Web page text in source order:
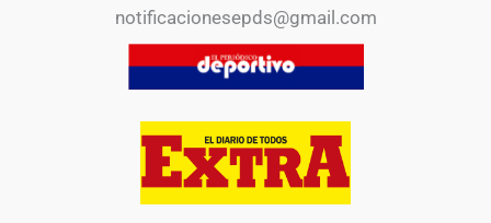
notificacionesepds@gmail.com